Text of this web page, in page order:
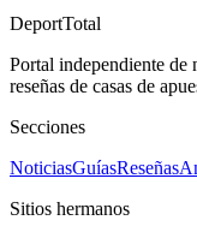
DeportTotal
Portal independiente de
reseñas de casas de
Secciones
NoticiasGuíasReseñas
Sitios hermanos